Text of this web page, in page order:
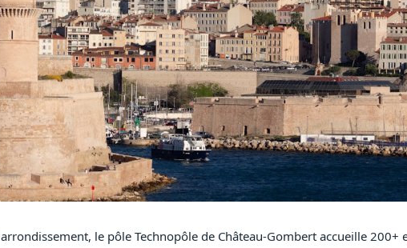
arrondissement, le pôle Technopôle de Château-Gombert accueille 200+